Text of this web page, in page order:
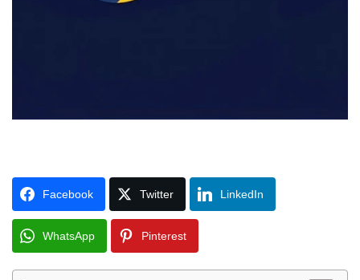
Facebook Twitter LinkedIn
WhatsApp Pinterest